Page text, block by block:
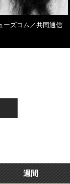
ーズコム／共同通信
週間